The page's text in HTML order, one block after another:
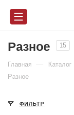
Разное 15
Главная — Каталог
Разное
ФИЛЬТР